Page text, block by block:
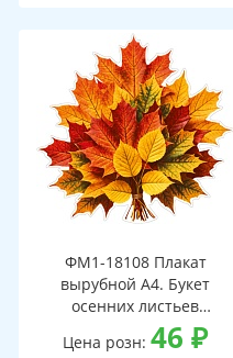
ФМ1-18108 Плакат
вырубной А4. Букет
осенних листьев
(двухсторонний, ВД-лак)
Цена розн:46₽